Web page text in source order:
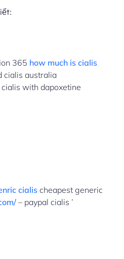
365 how much is cialis
cialis australia
cialis with dapoxetine
cialischeapest generic
– paypal cialis ’